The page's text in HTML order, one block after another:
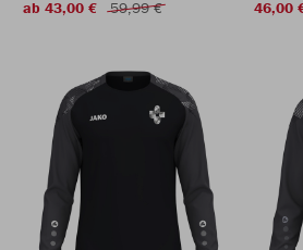
ab 43,00 €
59,99 €
46,00